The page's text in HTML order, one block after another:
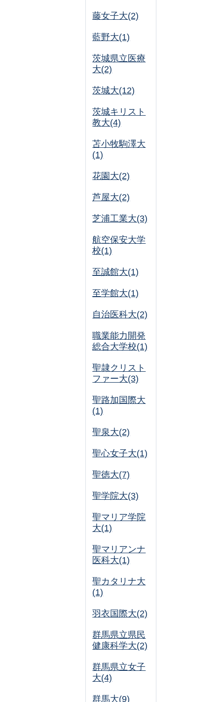
藤女子大(2)
藍野大(1)
茨城県立医療
大(2)
茨城大(12)
茨城キリスト
教大(4)
苫小牧駒澤大
(1)
花園大(2)
芦屋大(2)
芝浦工業大(3)
航空保安大学
校(1)
至誠館大(1)
至学館大(1)
自治医科大(2)
職業能力開発
総合大学校(1)
聖隷クリスト
ファー大(3)
聖路加国際大
(1)
聖泉大(2)
聖心女子大(1)
聖徳大(7)
聖学院大(3)
聖マリア学院
大(1)
聖マリアンナ
医科大(1)
聖カタリナ大
(1)
羽衣国際大(2)
群馬県立県民
健康科学大(2)
群馬県立女子
大(4)
群馬大(9)